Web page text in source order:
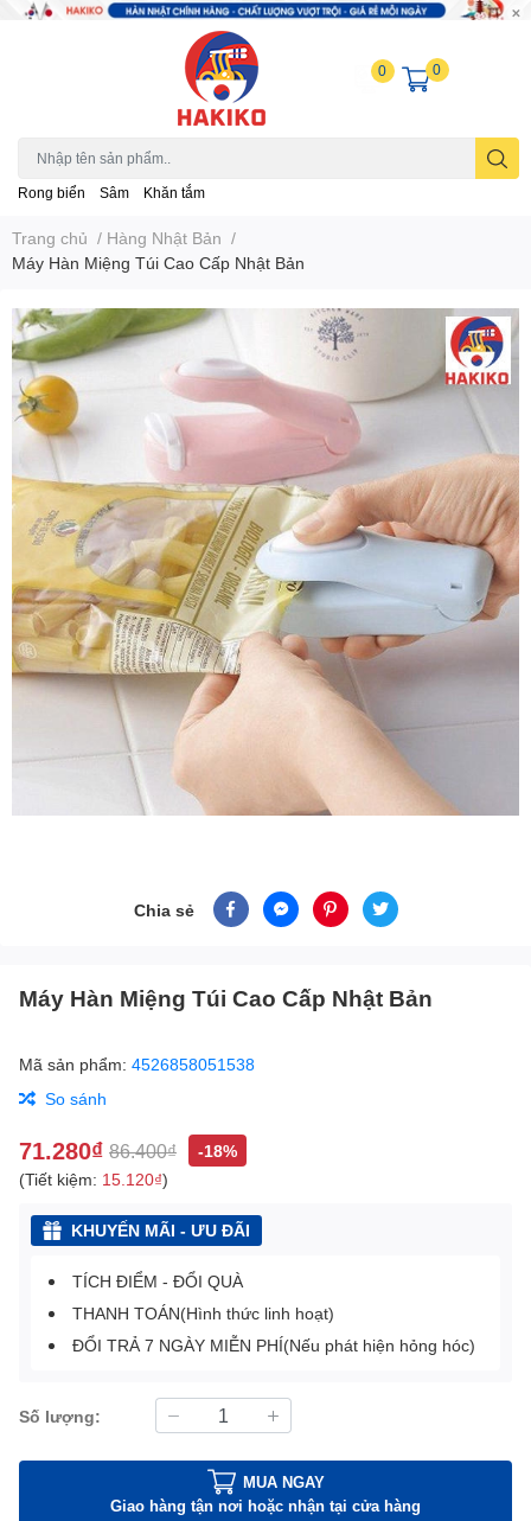
Rong biển Sâm Khăn tắm
0 0
Trang chủ / Hàng Nhật Bản /
Máy Hàn Miệng Túi Cao Cấp Nhật Bản
Chia sẻ
Máy Hàn Miệng Túi Cao Cấp Nhật Bản
Mã sản phẩm: 4526858051538
So sánh
71.280₫ 86.400₫
-18%
(Tiết kiệm: 15.120₫)
KHUYẾN MÃI - ƯU ĐÃI
TÍCH ĐIỂM - ĐỔI QUÀ
THANH TOÁN(Hình thức linh hoạt)
ĐỔI TRẢ 7 NGÀY MIỄN PHÍ(Nếu phát hiện hỏng hóc)
Số lượng:
MUA NGAY
Giao hàng tận nơi hoặc nhận tại cửa hàng